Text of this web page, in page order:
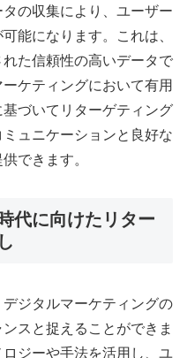
の収集により、ユーザー
能になります。これは、
た信頼性の高いデータで
ケティングにおいて有用
づいてリターゲティング
ュニケーションと良好な
できます。
代に向けたリター
ジタルマーケティングの
スと捉えることができま
ジーや手法を活用し、ユ